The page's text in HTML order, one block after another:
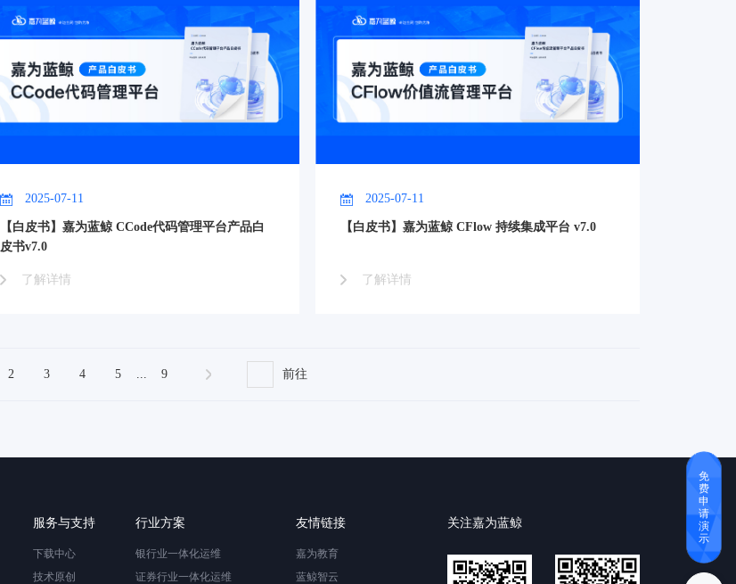
2025-07-11
【白皮书】嘉为蓝鲸 CCode代码管理平台产品白
皮书v7.0
了解详情
2025-07-11
【白皮书】嘉为蓝鲸 CFlow 持续集成平台 v7.0
了解详情
2 3 4 5 ... 9 前往
服务与支持
下载中心
技术原创
行业方案
银行业一体化运维
证券行业一体化运维
友情链接
嘉为教育
蓝鲸智云
关注嘉为蓝鲸
免
费
申
请
演
示